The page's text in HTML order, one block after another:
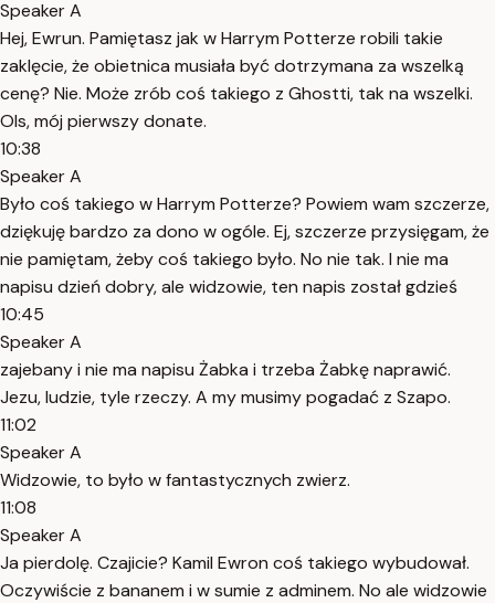
Speaker A
Hej, Ewrun. Pamiętasz jak w Harrym Potterze robili takie
zaklęcie, że obietnica musiała być dotrzymana za wszelką
cenę? Nie. Może zrób coś takiego z Ghostti, tak na wszelki.
Ols, mój pierwszy donate.
10:38
Speaker A
Było coś takiego w Harrym Potterze? Powiem wam szczerze,
dziękuję bardzo za dono w ogóle. Ej, szczerze przysięgam, że
nie pamiętam, żeby coś takiego było. No nie tak. I nie ma
napisu dzień dobry, ale widzowie, ten napis został gdzieś
10:45
Speaker A
zajebany i nie ma napisu Żabka i trzeba Żabkę naprawić.
Jezu, ludzie, tyle rzeczy. A my musimy pogadać z Szapo.
11:02
Speaker A
Widzowie, to było w fantastycznych zwierz.
11:08
Speaker A
Ja pierdolę. Czajicie? Kamil Ewron coś takiego wybudował.
Oczywiście z bananem i w sumie z adminem. No ale widzowie